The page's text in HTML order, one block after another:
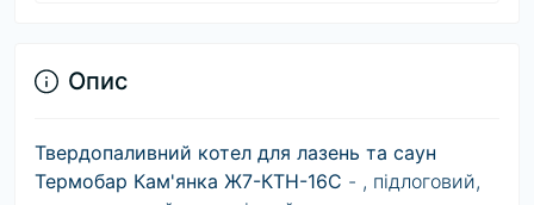
Опис
Твердопаливний котел для лазень та саун
Термобар Кам'янка Ж7-КТН-16С - , підлоговий,